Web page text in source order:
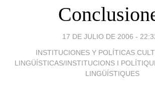
17 DE JULIO DE 2006 -
INSTITUCIONES Y POLÍTICAS
LINGÜÍSTICAS/INSTITUCIONS I
LINGÜÍSTIQUES